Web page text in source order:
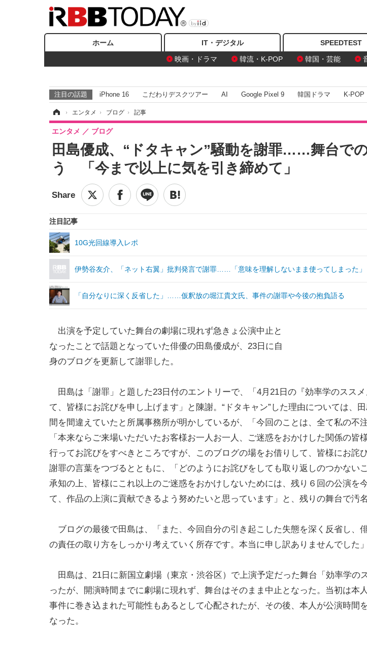
ホーム IT・デジタル SPEEDTEST
映画・ドラマ
韓流・K-POP 韓国・芸能
注目の話題 iPhone 16 こだわりデスクツアー AI Google Pixel 9 韓国ドラマ K-POP
› エンタメ › ブログ › 記事
田島優成、“ドタキャン”騒動を謝罪……舞台で
う 「今まで以上に気を引き締めて」
エンタメ ブログ
注目記事
10G光回線導入レポ
伊勢谷友介、「ネット右翼」批判発言で謝罪……「意味を理解しないまま使ってしまった」
「自分なりに深く反省した」……仮釈放の堀江貴文氏、事件の謝罪や今後の抱負語る
出演を予定していた舞台の劇場に現れず急きょ公演中止と
なったことで話題となっていた俳優の田島優成が、23日に自
身のブログを更新して謝罪した。
田島は「謝罪」と題した23日付のエントリーで、「4月21日の『効率学のスス
て、皆様にお詫びを申し上げます」と陳謝。“ドタキャン”した理由については、
間を間違えていたと所属事務所が明かしているが、「今回のことは、全て私の不
「本来ならご来場いただいたお客様お一人お一人、ご迷惑をおかけした関係の皆
行ってお詫びをすべきところですが、このブログの場をお借りして、皆様にお詫
謝罪の言葉をつづるとともに、「どのようにお詫びをしても取り返しのつかない
承知の上、皆様にこれ以上のご迷惑をおかけしないためには、残り６回の公演を
て、作品の上演に貢献できるよう努めたいと思っています」と、残りの舞台で汚
ブログの最後で田島は、「また、今回自分の引き起こした失態を深く反省し、
の責任の取り方をしっかり考えていく所存です。本当に申し訳ありませんでした
田島は、21日に新国立劇場（東京・渋谷区）で上演予定だった舞台「効率学の
ったが、開演時間までに劇場に現れず、舞台はそのまま中止となった。当初は本
事件に巻き込まれた可能性もあるとして心配されたが、その後、本人が公演時間
なった。